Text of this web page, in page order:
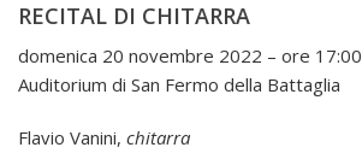
RECITAL DI CHITARRA
domenica 20 novembre 2022 – ore 17:00
Auditorium di San Fermo della Battaglia
Flavio Vanini, chitarra